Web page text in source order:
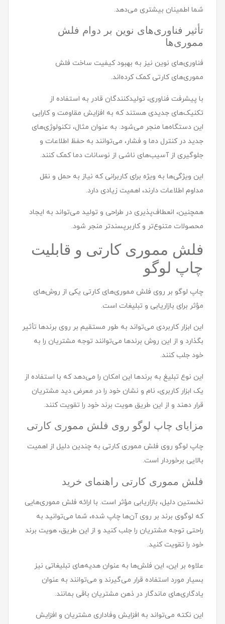
شما اطمینان بیشتری می‌دهد.
تأثیر فناوری‌های نوین بر دوام فلش
مموری‌ها
فناوری‌های نوین نیز به بهبود کیفیت ساخت فلش
مموری‌های کارتی کمک کرده‌اند.
با پیشرفت فناوری، تولیدکنندگان قادر به استفاده از
تکنیک‌های جدیدی هستند که به افزایش مقاومت و کارایی
این دستگاه‌ها منجر می‌شود. به عنوان مثال، تکنولوژی‌های
جدید در کنترل دما و فشار، می‌توانند به حفظ اطلاعات و
جلوگیری از آسیب‌های ناشی از نوسانات دما کمک کنند.
این ویژگی‌ها به ویژه برای کاربرانی که نیاز به حمل و نقل
مداوم اطلاعات دارند، اهمیت زیادی دارد.
همچنین، انعطاف‌پذیری در طراحی و تولید می‌تواند به ایجاد
محصولات متنوع‌تر و کاربرپسندتر منجر شود.
فلش مموری کارتی و قابلیت
چاپ لوگو
چاپ لوگو بر روی فلش مموری‌های کارتی یکی از روش‌های
مؤثر برای بازاریابی و تبلیغات است.
این ابزار کاربردی می‌تواند به طور مستقیم بر روی برندها تأثیر
بگذارد و از این روش برندها می‌توانند توجه مشتریان را به
خود جلب کنند.
این نوع تبلیغ به برندها این امکان را می‌دهد که با استفاده از
یک ابزار کاربری، نام و نشان خود را در معرض دید مشتریان
قرار دهند و از این طریق هویت برند خود را تقویت کنند.
مزایای چاپ لوگو روی فلش مموری کارتی
چاپ لوگو روی فلش مموری کارتی به چندین دلیل از اهمیت
بالایی برخوردار است.
فلش مموری کارتی راهنمای خرید
نخستین دلیل، بازاریابی مؤثر است. با ارائه فلش مموری‌هایی
که لوگوی برند بر روی آن‌ها چاپ شده، شما می‌توانید به
راحتی توجه مشتریان را جلب کنید و از این طریق، هویت برند
خود را تقویت کنید.
علاوه بر این، این فلش‌ها به عنوان هدیه‌های تبلیغاتی نیز
بسیار مورد استفاده قرار می‌گیرند و می‌توانند به عنوان
یادگاری‌های ماندگار در ذهن مشتریان باقی بمانند.
این نکته می‌تواند به افزایش وفاداری مشتریان و افزایش